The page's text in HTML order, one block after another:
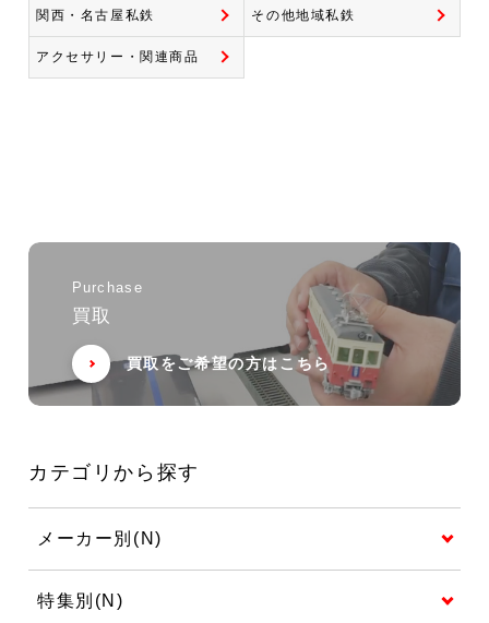
関西・名古屋私鉄 その他地域私鉄
アクセサリー・関連商品
Purchase
買取
買取をご希望の方はこちら
カテゴリから探す
メーカー別(N)
特集別(N)